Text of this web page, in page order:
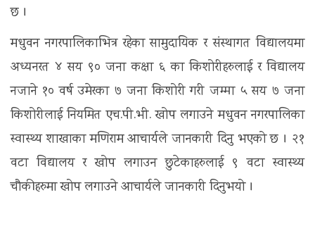
छ ।
मधुवन नगरपालिकाभित्र रहेका सामुदायिक र संस्थागत विद्यालयमा
अध्यनरत ४ सय ९० जना कक्षा ६ का किशोरीहरुलाई र विद्यालय
नजाने १० वर्ष उमेरका ७ जना किशोरी गरी जम्मा ५ सय ७ जना
किशोरीलाई नियमित एच.पी.भी. खोप लगाउने मधुवन नगरपालिका
स्वास्थ्य शाखाका मणिराम आचार्यले जानकारी दिनु भएको छ । २१
वटा विद्यालय र खोप लगाउन छुटेकाहरुलाई ९ वटा स्वास्थ्य
चौकीहरुमा खोप लगाउने आचार्यले जानकारी दिनुभयो ।